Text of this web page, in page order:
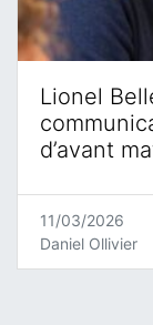
Lionel
d’avant
11/03/2026
Daniel Ollivier